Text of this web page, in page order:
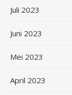
Juli 2023
Juni 2023
Mei 2023
April 2023